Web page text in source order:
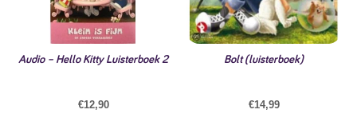
Audio – Hello Kitty Luisterboek 2
€12,90
Bolt (luisterboek)
€14,99